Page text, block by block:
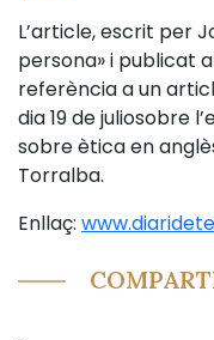
L’article, escrit per
persona» i publicat
referència a un
dia 19 de juliosobre
sobre ètica en
Torralba.
Enllaç: